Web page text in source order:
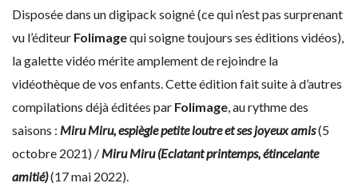
Disposée dans un digipack soigné (ce qui n’est pas surprenant
vu l’éditeur Folimagequi soigne toujours ses éditions vidéos),
la galette vidéo mérite amplement de rejoindre la
vidéothèque de vos enfants. Cette édition fait suite à d’autres
compilations déjà éditées par Folimage, au rythme des
saisons : Miru Miru, espiègle petite loutre et ses joyeux amis(5
octobre 2021) / Miru Miru (Eclatant printemps, étincelante
amitié)(17 mai 2022).